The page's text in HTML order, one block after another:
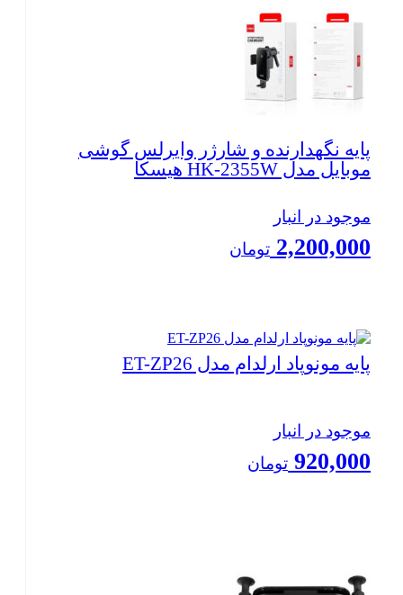
پایه نگهدارنده و شارژر وایرلس گوشی
موبایل مدل HK-2355W هیسکا
موجود در انبار
2,200,000 تومان
بستن
پایه مونو‌پاد ارلدام مدل ET-ZP26
موجود در انبار
920,000 تومان